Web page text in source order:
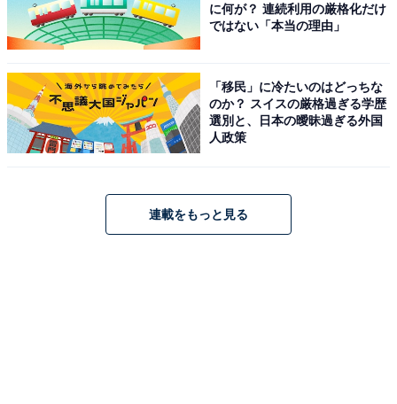
に何が？ 連続利用の厳格化だけ
ではない「本当の理由」
「移民」に冷たいのはどっちな
のか？ スイスの厳格過ぎる学歴
選別と、日本の曖昧過ぎる外国
人政策
連載をもっと見る